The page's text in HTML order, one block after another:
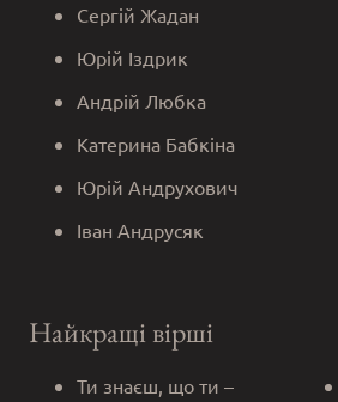
Сергій Жадан
Юрій Іздрик
Андрій Любка
Катерина Бабкіна
Юрій Андрухович
Іван Андрусяк
Найкращі вірші
Ти знаєш, що ти –